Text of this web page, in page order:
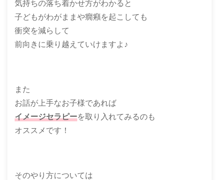
気持ちの落ち着かせ方がわかると
子どもがわがままや癇癪を起こしても
衝突を減らして
前向きに乗り越えていけますよ♪
また
お話が上手なお子様であれば
イメージセラピーを取り入れてみるのも
オススメです！
そのやり方については